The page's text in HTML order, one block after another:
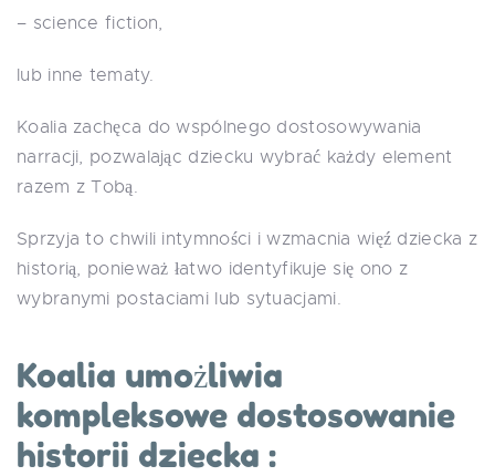
– science fiction,
lub inne tematy.
Koalia zachęca do wspólnego dostosowywania
narracji, pozwalając dziecku wybrać każdy element
razem z Tobą.
Sprzyja to chwili intymności i wzmacnia więź dziecka z
historią, ponieważ łatwo identyfikuje się ono z
wybranymi postaciami lub sytuacjami.
Koalia umożliwia
kompleksowe dostosowanie
historii dziecka :